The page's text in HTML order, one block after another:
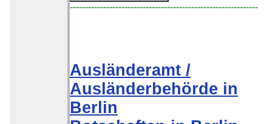
--------------------------------------------------------------
Ausländeramt /
Ausländerbehörde in
Berlin